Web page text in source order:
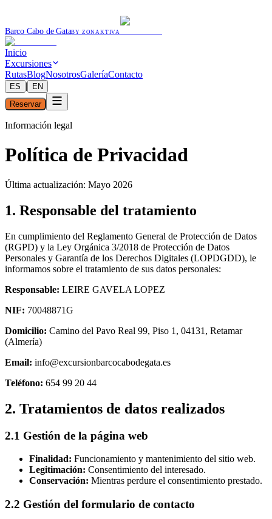
Barco Cabo de GataBY ZONAKTIVA
Inicio
Excursiones
RutasBlogNosotrosGaleríaContacto
ES |
EN
Reservar
Información legal
Política de Privacidad
Última actualización: Mayo 2026
1. Responsable del tratamiento
En cumplimiento del Reglamento General de Protección de Datos
(RGPD) y la Ley Orgánica 3/2018 de Protección de Datos
Personales y Garantía de los Derechos Digitales (LOPDGDD), le
informamos sobre el tratamiento de sus datos personales:
Responsable: LEIRE GAVELA LOPEZ
NIF: 70048871G
Domicilio: Camino del Pavo Real 99, Piso 1, 04131, Retamar
(Almería)
Email: info@excursionbarcocabodegata.es
Teléfono: 654 99 20 44
2. Tratamientos de datos realizados
2.1 Gestión de la página web
Finalidad: Funcionamiento y mantenimiento del sitio web.
Legitimación: Consentimiento del interesado.
Conservación: Mientras perdure el consentimiento prestado.
2.2 Gestión del formulario de contacto